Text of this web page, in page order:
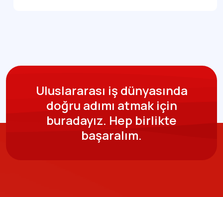
Uluslararası iş dünyasında
doğru adımı atmak için
buradayız. Hep birlikte
başaralım.